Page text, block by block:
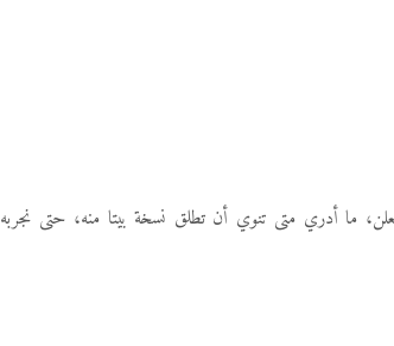
ما أدري متى تنوي أن تطلق نسخة بيتا منه، حتى نجربه